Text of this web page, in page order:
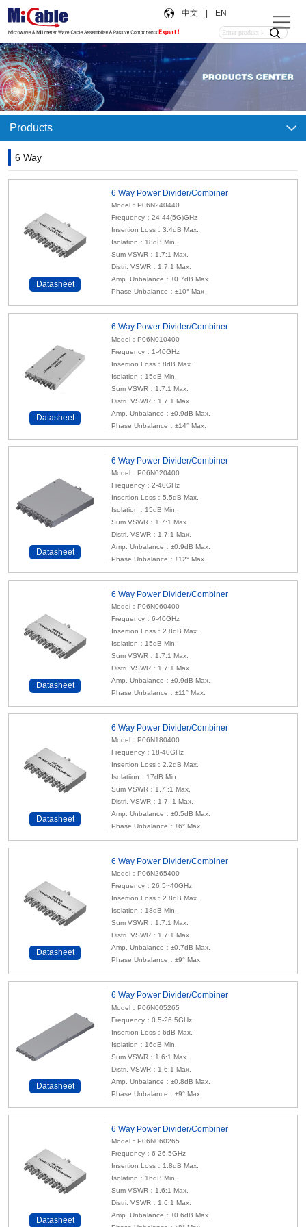
中文 EN
Products
6 Way
Datasheet
6 Way Power Divider/Combiner
Model：P06N240440
Frequency：24-44(5G)GHz
Insertion Loss：3.4dB Max.
Isolation：18dB Min.
Sum VSWR：1.7:1 Max.
Distri. VSWR：1.7:1 Max.
Amp. Unbalance：±0.7dB Max.
Phase Unbalance：±10° Max
Datasheet
6 Way Power Divider/Combiner
Model：P06N010400
Frequency：1-40GHz
Insertion Loss：8dB Max.
Isolation：15dB Min.
Sum VSWR：1.7:1 Max.
Distri. VSWR：1.7:1 Max.
Amp. Unbalance：±0.9dB Max.
Phase Unbalance：±14° Max.
Datasheet
6 Way Power Divider/Combiner
Model：P06N020400
Frequency：2-40GHz
Insertion Loss：5.5dB Max.
Isolation：15dB Min.
Sum VSWR：1.7:1 Max.
Distri. VSWR：1.7:1 Max.
Amp. Unbalance：±0.9dB Max.
Phase Unbalance：±12° Max.
Datasheet
6 Way Power Divider/Combiner
Model：P06N060400
Frequency：6-40GHz
Insertion Loss：2.8dB Max.
Isolation：15dB Min.
Sum VSWR：1.7:1 Max.
Distri. VSWR：1.7:1 Max.
Amp. Unbalance：±0.9dB Max.
Phase Unbalance：±11° Max.
Datasheet
6 Way Power Divider/Combiner
Model：P06N180400
Frequency：18-40GHz
Insertion Loss：2.2dB Max.
Isolatiion：17dB Min.
Sum VSWR：1.7 :1 Max.
Distri. VSWR：1.7 :1 Max.
Amp. Unbalance：±0.5dB Max.
Phase Unbalance：±6° Max.
Datasheet
6 Way Power Divider/Combiner
Model：P06N265400
Frequency：26.5~40GHz
Insertion Loss：2.8dB Max.
Isolation：18dB Min.
Sum VSWR：1.7:1 Max.
Distri. VSWR：1.7:1 Max.
Amp. Unbalance：±0.7dB Max.
Phase Unbalance：±9° Max.
Datasheet
6 Way Power Divider/Combiner
Model：P06N005265
Frequency：0.5-26.5GHz
Insertion Loss：6dB Max.
Isolation：16dB Min.
Sum VSWR：1.6:1 Max.
Distri. VSWR：1.6:1 Max.
Amp. Unbalance：±0.8dB Max.
Phase Unbalance：±9° Max.
Datasheet
6 Way Power Divider/Combiner
Model：P06N060265
Frequency：6-26.5GHz
Insertion Loss：1.8dB Max.
Isolation：16dB Min.
Sum VSWR：1.6:1 Max.
Distri. VSWR：1.6:1 Max.
Amp. Unbalance：±0.6dB Max.